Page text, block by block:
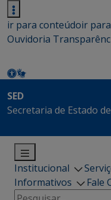
ir para conteúdoir
Ouvidoria
SED
Secretaria de Estado
Institucional
Informativos
Fale
Pesquisar